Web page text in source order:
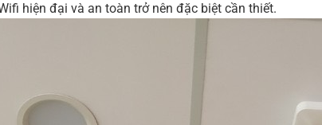
hiện đại và an toàn trở nên đặc biệt cần thiết.